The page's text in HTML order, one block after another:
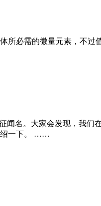
必需的微量元素，不
名。大家会发现，我们
绍一下。 ……